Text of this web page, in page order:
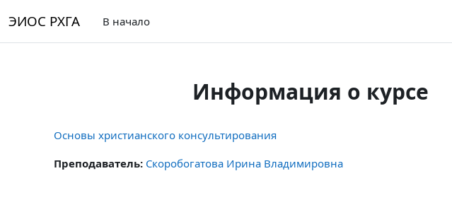
ЭИОС РХГА В начало
Информация о курсе
Основы христианского консультирования
Преподаватель: Скоробогатова Ирина Владимировна